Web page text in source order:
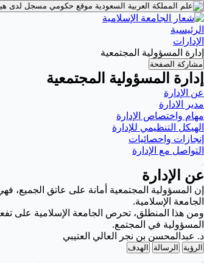
موقع حكومي مسجل لدى
الرئيسية
الإدارات
إدارة المسؤولية المجتمعية
مشاركة الصفحة
إدارة المسؤولية المجتمعية
عن الإدارة
مدير الادارة
مهام واختصاص الإدارة
الهيكل التنظيمي للإدارة
إنجازات واحصائيات
التواصل مع الإدارة
عن الإدارة
الجامعة الإسلامية.
ومن هذا المنطلق، تحرص الجامعة الإسلامية على
المسؤولية في المجتمع.
د. عبدالمحسن بن نجر العالي العتيبي
الرؤية الرسالة الهدف